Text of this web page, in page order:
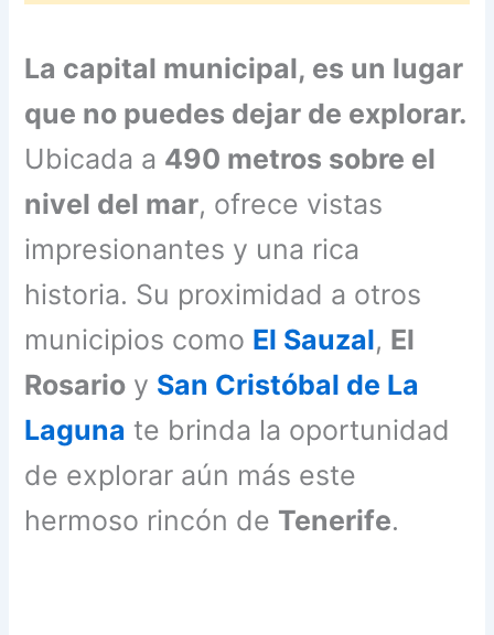
La capital municipal, es un lugar
que no puedes dejar de explorar.
Ubicada a 490 metros sobre el
nivel del mar, ofrece vistas
impresionantes y una rica
historia. Su proximidad a otros
municipios como El Sauzal, El
Rosario y San Cristóbal de La
Laguna te brinda la oportunidad
de explorar aún más este
hermoso rincón de Tenerife.